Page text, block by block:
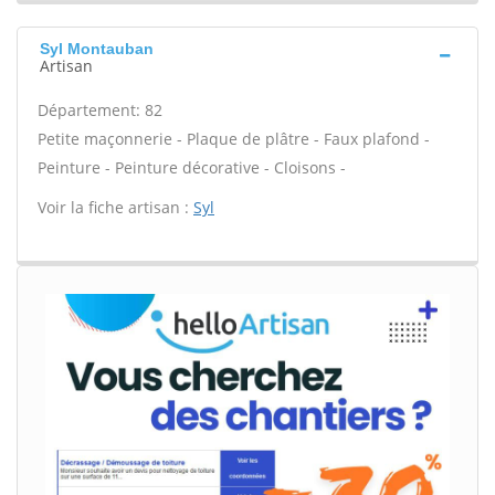
Syl Montauban
Artisan
Département: 82
Petite maçonnerie - Plaque de plâtre - Faux plafond -
Peinture - Peinture décorative - Cloisons -
Voir la fiche artisan : Syl